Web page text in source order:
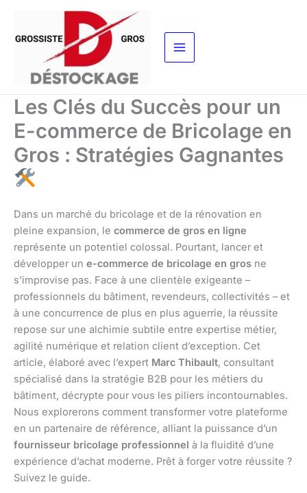
contenu
Les Clés du Succès pour un
E-commerce de Bricolage en
Gros : Stratégies Gagnantes
Dans un marché du bricolage et de la rénovation en
pleine expansion, le commerce de gros en ligne
représente un potentiel colossal. Pourtant, lancer et
développer un e-commerce de bricolage en gros ne
s’improvise pas. Face à une clientèle exigeante –
professionnels du bâtiment, revendeurs, collectivités – et
à une concurrence de plus en plus aguerrie, la réussite
repose sur une alchimie subtile entre expertise métier,
agilité numérique et relation client d’exception. Cet
article, élaboré avec l’expert Marc Thibault, consultant
spécialisé dans la stratégie B2B pour les métiers du
bâtiment, décrypte pour vous les piliers incontournables.
Nous explorerons comment transformer votre plateforme
en un partenaire de référence, alliant la puissance d’un
fournisseur bricolage professionnel à la fluidité d’une
expérience d’achat moderne. Prêt à forger votre réussite ?
Suivez le guide.